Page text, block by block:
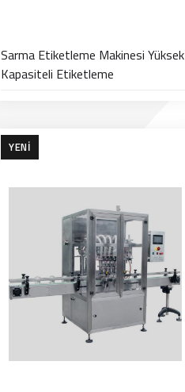
Sarma Etiketleme Makinesi Yüksek
Kapasiteli Etiketleme
YENI